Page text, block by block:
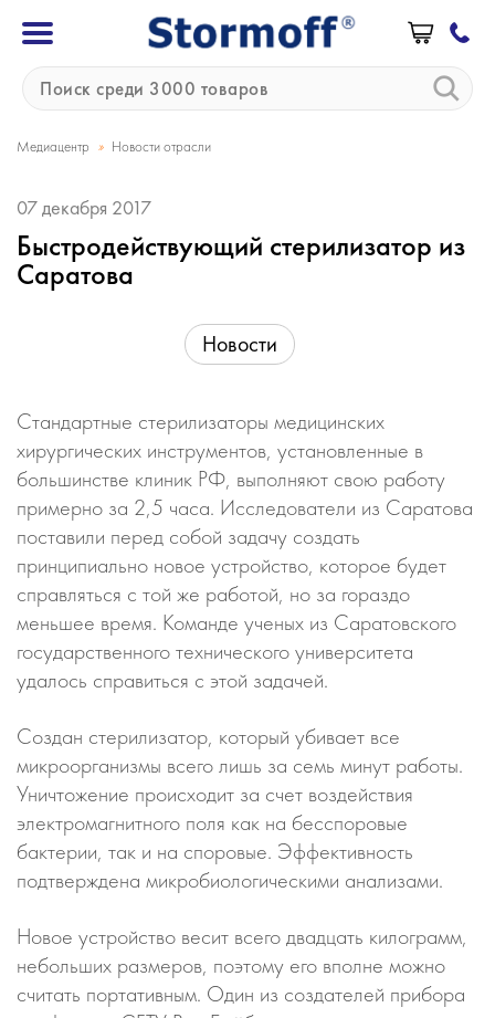
Медиацентр » Новости отрасли
07 декабря 2017
Быстродействующий стерилизатор из
Саратова
Новости
Стандартные стерилизаторы медицинских
хирургических инструментов, установленные в
большинстве клиник РФ, выполняют свою работу
примерно за 2,5 часа. Исследователи из Саратова
поставили перед собой задачу создать
принципиально новое устройство, которое будет
справляться с той же работой, но за гораздо
меньшее время. Команде ученых из Саратовского
государственного технического университета
удалось справиться с этой задачей.
Создан стерилизатор, который убивает все
микроорганизмы всего лишь за семь минут работы.
Уничтожение происходит за счет воздействия
электромагнитного поля как на бесспоровые
бактерии, так и на споровые. Эффективность
подтверждена микробиологическими анализами.
Новое устройство весит всего двадцать килограмм,
небольших размеров, поэтому его вполне можно
считать портативным. Один из создателей прибора